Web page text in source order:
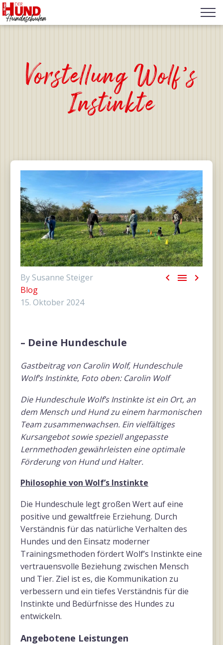
Vorstellung Wolf’s
Instinkte
  
By Susanne Steiger
Blog
15. Oktober 2024
– Deine Hundeschule
Gastbeitrag von Carolin Wolf, Hundeschule
Wolf’s Instinkte, Foto oben: Carolin Wolf
Die Hundeschule Wolf’s Instinkte ist ein Ort, an
dem Mensch und Hund zu einem harmonischen
Team zusammenwachsen. Ein vielfältiges
Kursangebot sowie speziell angepasste
Lernmethoden gewährleisten eine optimale
Förderung von Hund und Halter.
Philosophie von Wolf’s Instinkte
Die Hundeschule legt großen Wert auf eine
positive und gewaltfreie Erziehung. Durch
Verständnis für das natürliche Verhalten des
Hundes und den Einsatz moderner
Trainingsmethoden fördert Wolf’s Instinkte eine
vertrauensvolle Beziehung zwischen Mensch
und Tier. Ziel ist es, die Kommunikation zu
verbessern und ein tiefes Verständnis für die
Instinkte und Bedürfnisse des Hundes zu
entwickeln.
Angebotene Leistungen